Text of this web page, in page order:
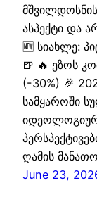
ასპექტი და
🆕 სიახლე:
🍺 🔥 ეზოს
(-30%) 🎉
სამყაროში
ღამის
June 23,